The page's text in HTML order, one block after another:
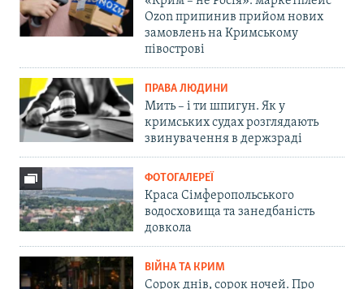
Ozon припинив прийом нових
замовлень на Кримському
півострові
ПРАВА ЛЮДИНИ
Мить – і ти шпигун. Як у
кримських судах розглядають
звинувачення в держзраді
ФОТОГАЛЕРЕЇ
Краса Сімферопольського
водосховища та занедбаність
довкола
ВІЙНА ТА КРИМ
Сорок днів, сорок ночей. Про